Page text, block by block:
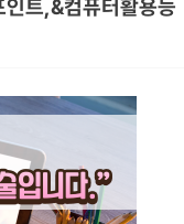
트,&컴퓨터활용능